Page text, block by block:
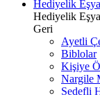
Hediyelik
Hediyelik
Geri
Ayetli
Biblolar
Kişiye
Nargile
Sedefli